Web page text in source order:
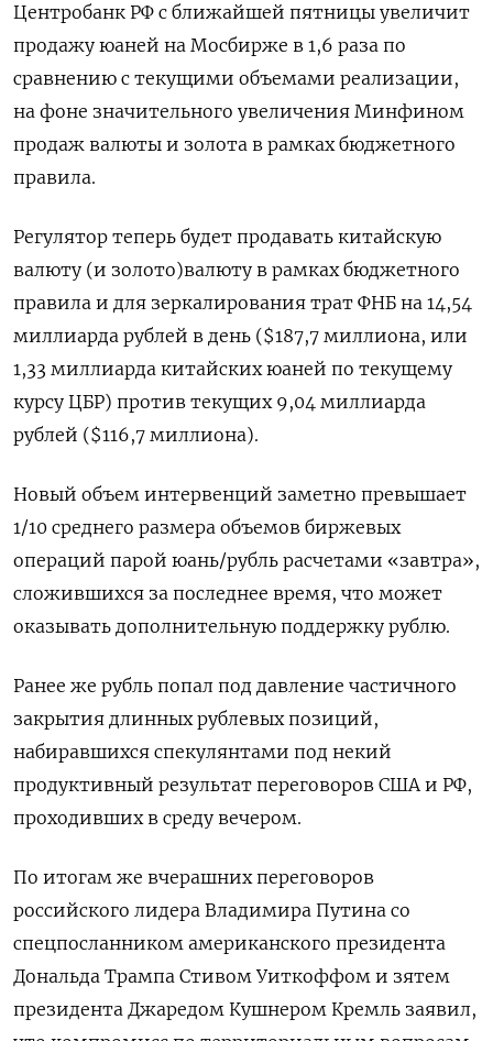
Центробанк РФ с ближайшей пятницы увеличит
продажу юаней на Мосбирже в 1,6 раза по
сравнению с текущими объемами реализации,
на фоне значительного увеличения Минфином
продаж валюты и золота в рамках бюджетного
правила.
Регулятор теперь будет продавать китайскую
валюту (и золото)валюту в рамках бюджетного
правила и для зеркалирования трат ФНБ на 14,54
миллиарда рублей в день ($187,7 миллиона, или
1,33 миллиарда китайских юаней по текущему
курсу ЦБР) против текущих 9,04 миллиарда
рублей ($116,7 миллиона).
Новый объем интервенций заметно превышает
1/10 среднего размера объемов биржевых
операций парой юань/рубль расчетами «завтра»,
сложившихся за последнее время, что может
оказывать дополнительную поддержку рублю.
Ранее же рубль попал под давление частичного
закрытия длинных рублевых позиций,
набиравшихся спекулянтами под некий
продуктивный результат переговоров США и РФ,
проходивших в среду вечером.
По итогам же вчерашних переговоров
российского лидера Владимира Путина со
спецпосланником американского президента
Дональда Трампа Стивом Уиткоффом и зятем
президента Джаредом Кушнером Кремль заявил,